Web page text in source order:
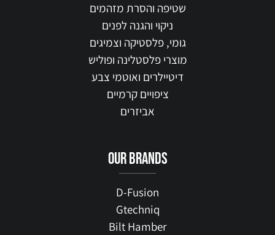
שטיפה והסרת מזהמים
ניקוי והגנה לפנים
גומי, פלסטיקה וצמיגים
מוצרי פלסטלינה ופוליש
דיטיילרים ואוטמי צבע
ציפויים קרמיים
אביזרים
our brands
D-Fusion
Gtechniq
Bilt Hamber